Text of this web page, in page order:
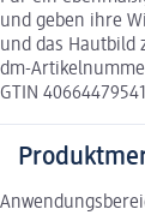
und geben ihre
und das Hautbild
dm-
GTIN